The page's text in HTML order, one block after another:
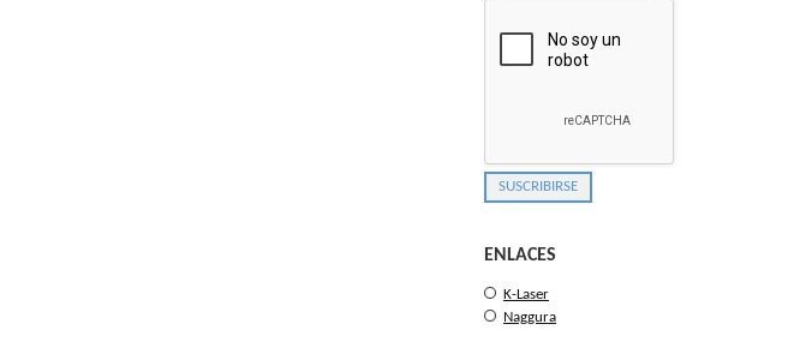
ENLACES
K-Laser
Naggura